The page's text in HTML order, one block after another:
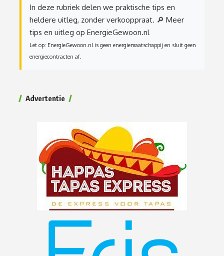
In deze rubriek delen we praktische tips en
heldere uitleg, zonder verkooppraat. 🔎 Meer
tips en uitleg op EnergieGewoon.nl
Let op: EnergieGewoon.nl is geen energiemaatschappij en sluit geen
energiecontracten af.
Advertentie